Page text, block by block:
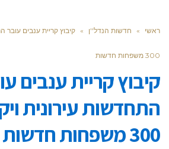
ראשי » חדשות הנדל''ן » קיבוץ קריית ענבים עובר
300 משפחות חדשות
קיבוץ קריית ענבים
התחדשות עירונית
300 משפחות חדשות